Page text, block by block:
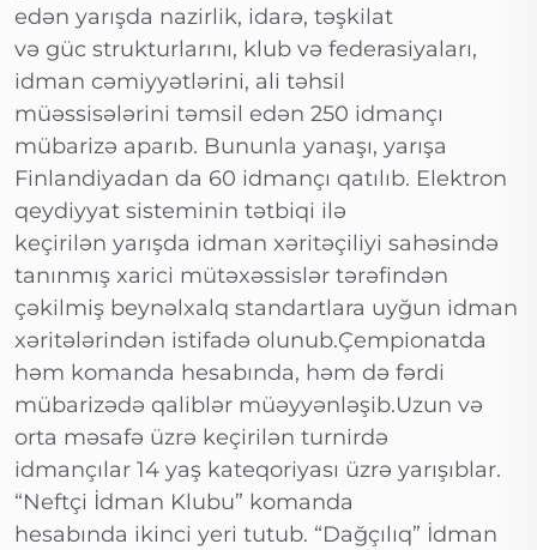
edən yarışda nazirlik, idarə, təşkilat
və güc strukturlarını, klub və federasiyaları,
idman cəmiyyətlərini, ali təhsil
müəssisələrini təmsil edən 250 idmançı
mübarizə aparıb. Bununla yanaşı, yarışa
Finlandiyadan da 60 idmançı qatılıb. Elektron
qeydiyyat sisteminin tətbiqi ilə
keçirilən yarışda idman xəritəçiliyi sahəsində
tanınmış xarici mütəxəssislər tərəfindən
çəkilmiş beynəlxalq standartlara uyğun idman
xəritələrindən istifadə olunub.Çempionatda
həm komanda hesabında, həm də fərdi
mübarizədə qaliblər müəyyənləşib.Uzun və
orta məsafə üzrə keçirilən turnirdə
idmançılar 14 yaş kateqoriyası üzrə yarışıblar.
“Neftçi İdman Klubu” komanda
hesabında ikinci yeri tutub. “Dağçılıq” İdman